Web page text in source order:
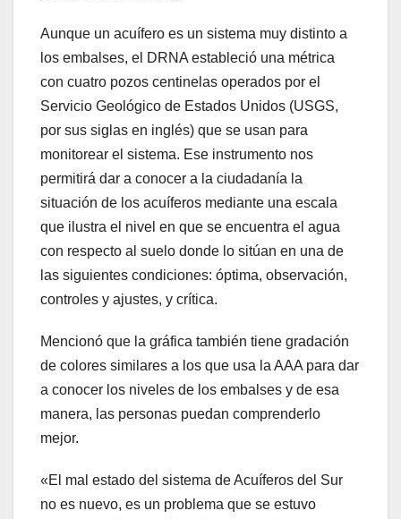
Aunque un acuífero es un sistema muy distinto a
los embalses, el DRNA estableció una métrica
con cuatro pozos centinelas operados por el
Servicio Geológico de Estados Unidos (USGS,
por sus siglas en inglés) que se usan para
monitorear el sistema. Ese instrumento nos
permitirá dar a conocer a la ciudadanía la
situación de los acuíferos mediante una escala
que ilustra el nivel en que se encuentra el agua
con respecto al suelo donde lo sitúan en una de
las siguientes condiciones: óptima, observación,
controles y ajustes, y crítica.
Mencionó que la gráfica también tiene gradación
de colores similares a los que usa la AAA para dar
a conocer los niveles de los embalses y de esa
manera, las personas puedan comprenderlo
mejor.
«El mal estado del sistema de Acuíferos del Sur
no es nuevo, es un problema que se estuvo